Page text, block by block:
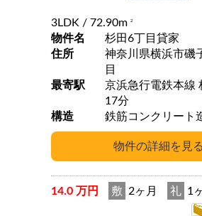
3LDK / 72.90m 2
物件名
杉田6丁目貸家
住所
神奈川県横浜市磯
目
最寄駅
京浜急行電鉄本線 杉田
17分
構造
鉄筋コンクリート
14.0 万円 敷 2ヶ月 礼 1